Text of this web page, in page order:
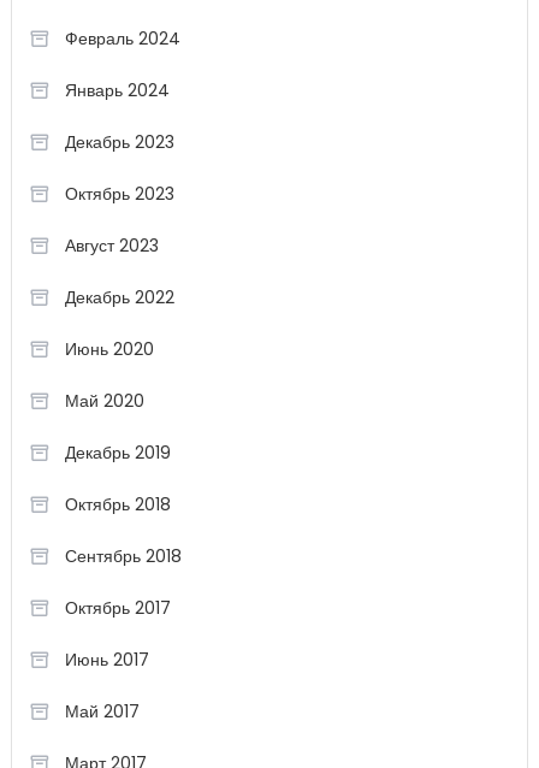
Февраль 2024
Январь 2024
Декабрь 2023
Октябрь 2023
Август 2023
Декабрь 2022
Июнь 2020
Май 2020
Декабрь 2019
Октябрь 2018
Сентябрь 2018
Октябрь 2017
Июнь 2017
Май 2017
Март 2017